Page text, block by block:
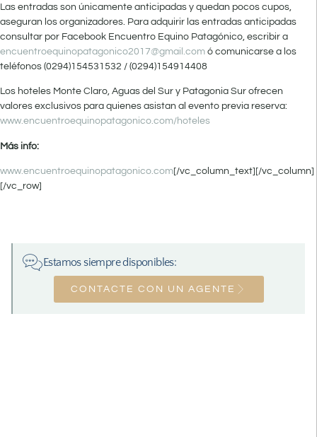
Las entradas son únicamente anticipadas y quedan pocos cupos,
aseguran los organizadores. Para adquirir las entradas anticipadas
consultar por Facebook Encuentro Equino Patagónico, escribir a
encuentroequinopatagonico2017@gmail.com ó comunicarse a los
teléfonos (0294)154531532 / (0294)154914408
Los hoteles Monte Claro, Aguas del Sur y Patagonia Sur ofrecen
valores exclusivos para quienes asistan al evento previa reserva:
www.encuentroequinopatagonico.com/hoteles
Más info:
www.encuentroequinopatagonico.com[/vc_column_text][/vc_column]
[/vc_row]
Estamos siempre disponibles:
CONTACTE CON UN AGENTE